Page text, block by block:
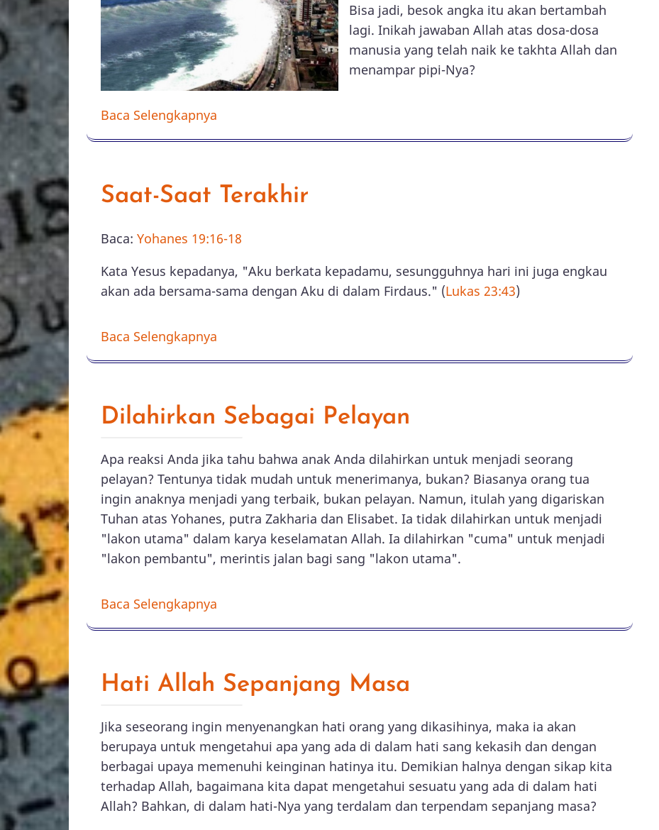
Bisa jadi, besok angka itu akan bertambah
lagi. Inikah jawaban Allah atas dosa-dosa
manusia yang telah naik ke takhta Allah dan
menampar pipi-Nya?
Baca Selengkapnya
Saat-Saat Terakhir
Kata Yesus kepadanya, "Aku berkata kepadamu,
sesungguhnya hari ini juga engkau akan ada bersama-
Dilahirkan Sebagai Pelayan
Apa reaksi Anda jika tahu bahwa anak Anda dilahirkan untuk menjadi seorang
pelayan? Tentunya tidak mudah untuk menerimanya, bukan? Biasanya orang tua
ingin anaknya menjadi yang terbaik, bukan pelayan. Namun, itulah yang digariskan
Tuhan atas Yohanes, putra Zakharia dan Elisabet. Ia tidak dilahirkan untuk menjadi
"lakon utama" dalam karya keselamatan Allah. Ia dilahirkan "cuma" untuk menjadi
Hati Allah Sepanjang Masa
Jika seseorang ingin menyenangkan hati orang yang dikasihinya, maka ia akan
berupaya untuk mengetahui apa yang ada di dalam hati sang kekasih dan dengan
berbagai upaya memenuhi keinginan hatinya itu. Demikian halnya dengan sikap kita
terhadap Allah, bagaimana kita dapat mengetahui sesuatu yang ada di dalam hati